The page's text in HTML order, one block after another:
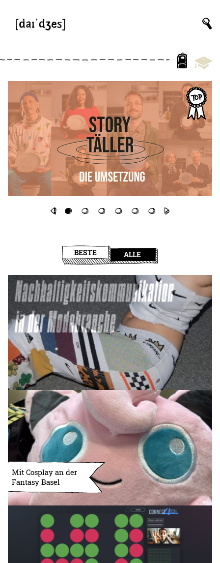
BESTE ALLE
Mit Cosplay an der
Fantasy Basel